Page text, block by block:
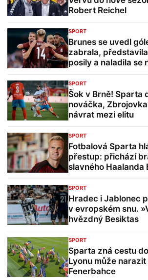
Robert Reichel
SPORT
Brunes se uvedl
zabrala,
posily a naladila se
SPORT
Šok v Brně! Sparta
nováčka,
návrat mezi elitu
SPORT
Fotbalová Sparta
přestup: přichází
slavného Haalanda
SPORT
Hradec i Jablonec
v evropském snu.
hvězdný Besiktas
SPORT
Sparta zná cestu
Lyonu může
Fenerbahce